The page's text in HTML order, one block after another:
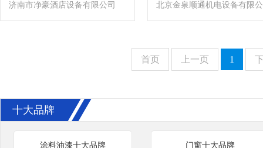
济南市净豪酒店设备有限公司
北京金泉顺通机电设备有限公
司
首页 上一页 1
十大品牌
涂料油漆十大品牌 门窗十大品牌